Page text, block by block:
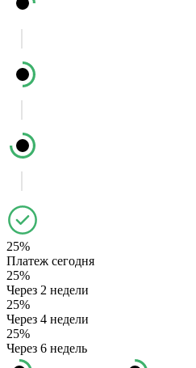
25%
Платеж сегодня
25%
Через 2 недели
25%
Через 4 недели
25%
Через 6 недель